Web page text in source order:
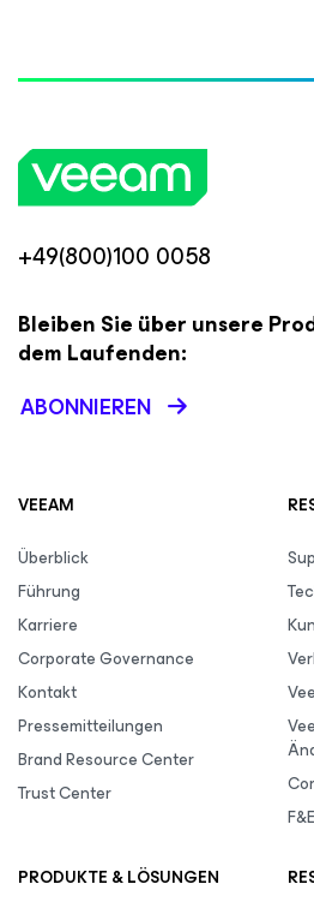
+49(800)100 0058
Bleiben Sie über unsere
dem Laufenden:
ABONNIEREN
VEEAM
Überblick
Führung
Karriere
Corporate Governance
Kontakt
Pressemitteilungen
Brand Resource Center
Trust Center
PRODUKTE & LÖSUNGEN